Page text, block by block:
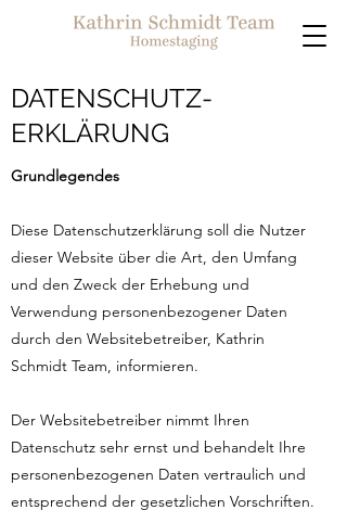
DATENSCHUTZ-
ERKLÄRUNG
Grundlegendes
Diese Datenschutzerklärung soll die Nutzer
dieser Website über die Art, den Umfang
und den Zweck der Erhebung und
Verwendung personenbezogener Daten
durch den Websitebetreiber, Kathrin
Schmidt Team, informieren.
Der Websitebetreiber nimmt Ihren
Datenschutz sehr ernst und behandelt Ihre
personenbezogenen Daten vertraulich und
entsprechend der gesetzlichen Vorschriften.